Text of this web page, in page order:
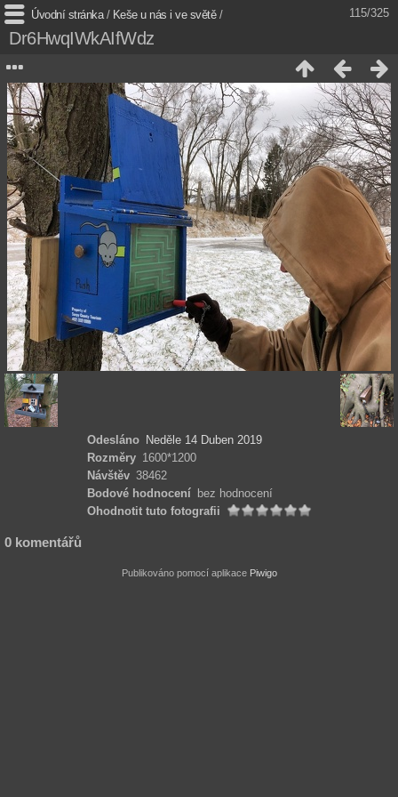
115/325
Úvodní stránka/ Keše u nás i ve světě/
Dr6HwqIWkAIfWdz
Odesláno Neděle 14 Duben 2019
Rozměry 1600*1200
Návštěv 38462
Bodové hodnocení
bez hodnocení
Ohodnotit tuto fotografii
0 komentářů
Publikováno pomocí aplikace Piwigo